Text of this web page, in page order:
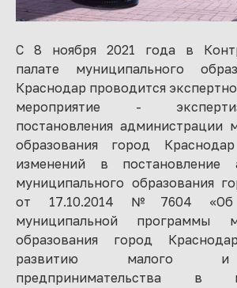
С 8 ноября 2021 года в
палате муниципального
Краснодар проводится
мероприятие -
постановления администрации
образования город
изменений в постановление
муниципального образования
от 17.10.2014 №7604 «Об
муниципальной программы
образования город
развитию малого и
предпринимательства в